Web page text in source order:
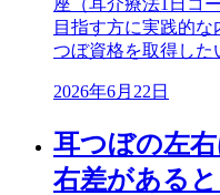
座（耳介療法1日コ
目指す方に実践的
つぼ資格を取得した
2026年6月22日
耳つぼの左
右差がある